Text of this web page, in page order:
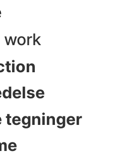
work
tegninger